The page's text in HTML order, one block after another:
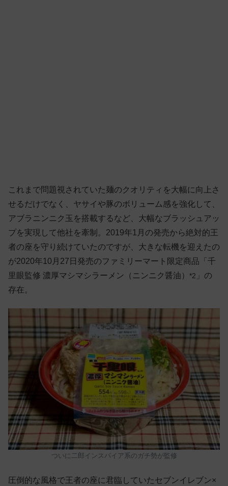
これまで問題視されていた麺のクオリティを大幅に向上さ
せるだけでなく、ヤサイや豚のボリューム感を強化して、
アブラニンニク玉を搭載するなど、大幅なブラッシュアッ
プを実現して他社を牽制。2019年1月の発売から絶対的王
者の座を守り続けていたのですが、大きな転機を迎えたの
が2020年10月27日発売のファミリーマート限定商品「千
里眼監修 濃厚マシマシラーメン（ニンニク醤油） *2 」の
存在。
ついに二郎インスパイア系のガチ勢が監修
圧倒的な風格で王者の座に君臨していたセブンイレブン×